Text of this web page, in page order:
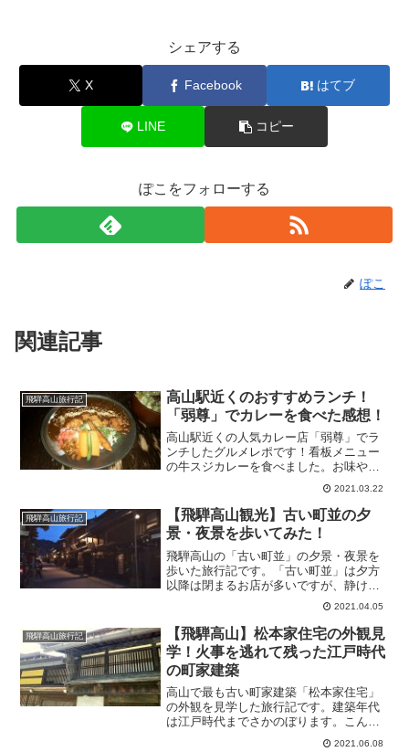
シェアする
X Facebook はてブ
LINE コピー
ぽこをフォローする
ぽこ
関連記事
飛騨高山旅行記
高山駅近くのおすすめランチ！
「弱尊」でカレーを食べた感想！
高山駅近くの人気カレー店「弱尊」でラ
ンチしたグルメレポです！看板メニュー
の牛スジカレーを食べました。お味やお
2021.03.22
飛騨高山旅行記
【飛騨高山観光】古い町並の夕
景・夜景を歩いてみた！
飛騨高山の「古い町並」の夕景・夜景を
歩いた旅行記です。「古い町並」は夕方
以降は閉まるお店が多いですが、静けさ
2021.04.05
飛騨高山旅行記
【飛騨高山】松本家住宅の外観見
学！火事を逃れて残った江戸時代
の町家建築
高山で最も古い町家建築「松本家住宅」
の外観を見学した旅行記です。建築年代
は江戸時代までさかのぼります。こんな
に古い建物が現在まで残った秘密は立地
2021.06.08